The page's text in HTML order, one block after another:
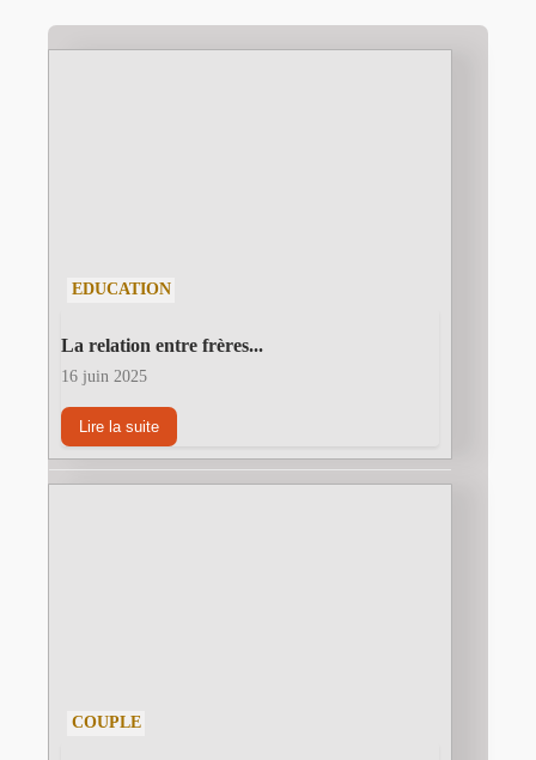
EDUCATION
La relation entre frères...
16 juin 2025
Lire la suite
COUPLE